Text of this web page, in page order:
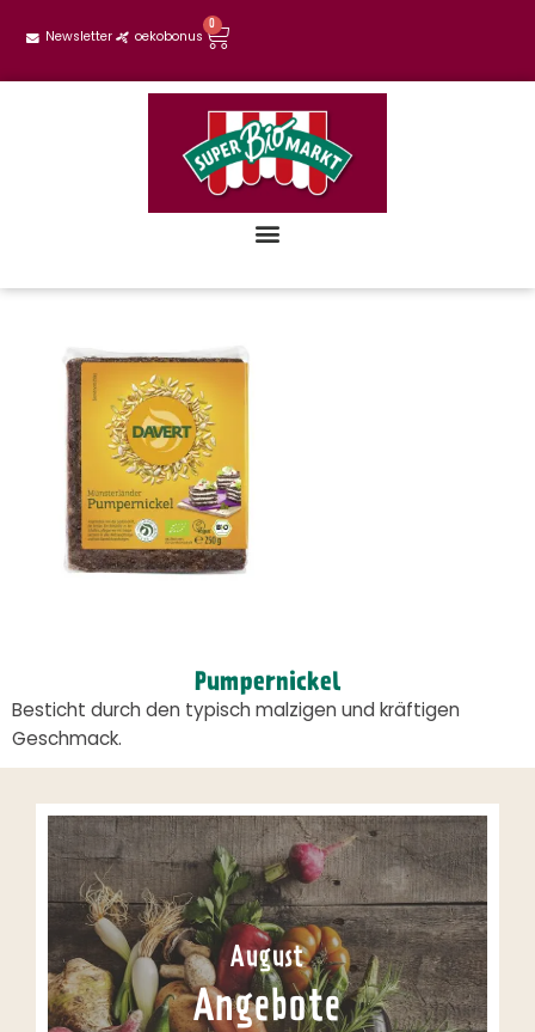
Newsletter oekobonus
0
Pumpernickel
Besticht durch den typisch malzigen und kräftigen
Geschmack.
August
Angebote